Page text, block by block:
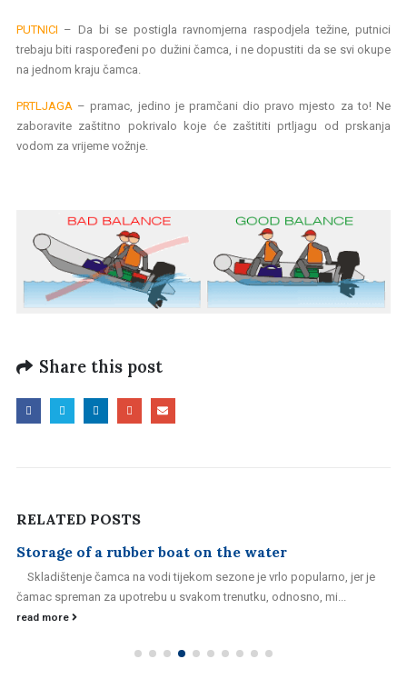
PUTNICI – Da bi se postigla ravnomjerna raspodjela težine, putnici
trebaju biti raspoređeni po dužini čamca, i ne dopustiti da se svi okupe
na jednom kraju čamca.
PRTLJAGA– pramac, jedino je pramčani dio pravo mjesto za to! Ne
zaboravite zaštitno pokrivalo koje će zaštititi prtljagu od prskanja
vodom za vrijeme vožnje.
Share this post
RELATED POSTS
Storage of a rubber boat on the water
Skladištenje čamca na vodi tijekom sezone je vrlo popularno, jer je
čamac spreman za upotrebu u svakom trenutku, odnosno, mi...
read more